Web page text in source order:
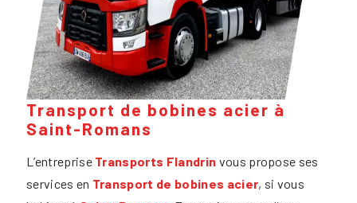
Transport de bobines acier à
Saint-Romans
L’entreprise Transports Flandrin vous propose ses
services en Transport de bobines acier, si vous